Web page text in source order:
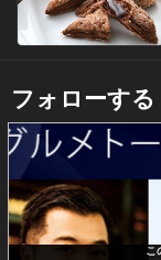
フォローする
こ